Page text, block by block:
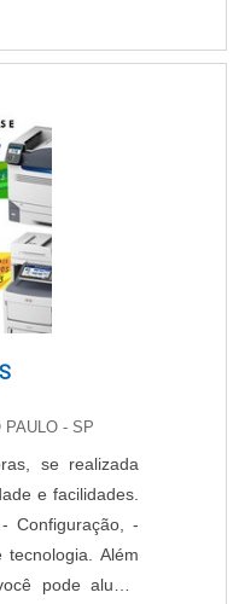
Aluguel de
PAULO - SP
se realizada
e facilidades.
Além
pode alugar